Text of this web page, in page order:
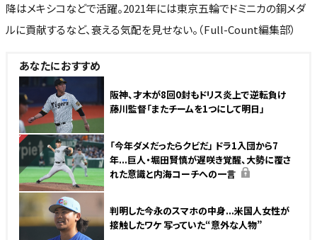
降はメキシコなどで活躍。2021年には東京五輪でドミニカの銅メダ
ルに貢献するなど、衰える気配を見せない。（Full-Count編集部）
あなたにおすすめ
阪神、才木が8回0封もドリス炎上で逆転負け
藤川監督「またチームを1つにして明日」
NEW
「今年ダメだったらクビだ」 ドラ1入団から7
年...巨人・堀田賢慎が遅咲き覚醒、大勢に覆さ
れた意識と内海コーチへの一言
判明した今永のスマホの中身...米国人女性が
接触したワケ 写っていた“意外な人物”